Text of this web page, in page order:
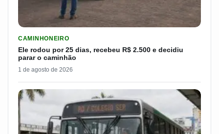
CAMINHONEIRO
Ele rodou por 25 dias, recebeu R$ 2.500 e decidiu
parar o caminhão
1 de agosto de 2026